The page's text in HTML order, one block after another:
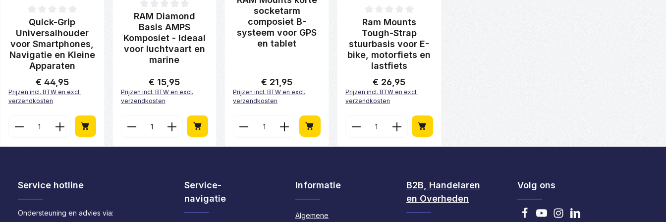
Gemiddelde waardering van 0 van 5 sterren
Quick-Grip
Universalhouder
voor Smartphones,
Navigatie en Kleine
Apparaten
Normale prijs:
€ 44,95
Prijzen incl. BTW en excl.
verzendkosten
Producthoeveelheid: Voer de gewenste hoeveelheid in of gebruik de knoppen om de hoeveelheid te verhogen of te
Gemiddelde waardering van 0 van 5 sterren
RAM Diamond
Basis AMPS
Komposiet - Ideaal
voor luchtvaart en
marine
Normale prijs:
€ 15,95
Prijzen incl. BTW en excl.
verzendkosten
Producthoeveelheid: Voer de gewenste hoeveelheid in of gebruik de knoppen om de
socketarm
composiet B-
systeem voor GPS
en tablet
Normale prijs:
€ 21,95
Prijzen incl. BTW en excl.
verzendkosten
Producthoeveelheid: Voer de gewenste hoeveelheid in of gebruik de
Gemiddelde waardering van 0 van 5 sterren
Ram Mounts
Tough-Strap
stuurbasis voor E-
bike, motorfiets en
lastfiets
Normale prijs:
€ 26,95
Prijzen incl. BTW en excl.
verzendkosten
Producthoeveelheid: Voer de gewenste hoeveelheid
Service hotline
Ondersteuning en advies via:
Service-
navigatie
Informatie
Algemene
B2B, Handelaren
en Overheden
Volg ons